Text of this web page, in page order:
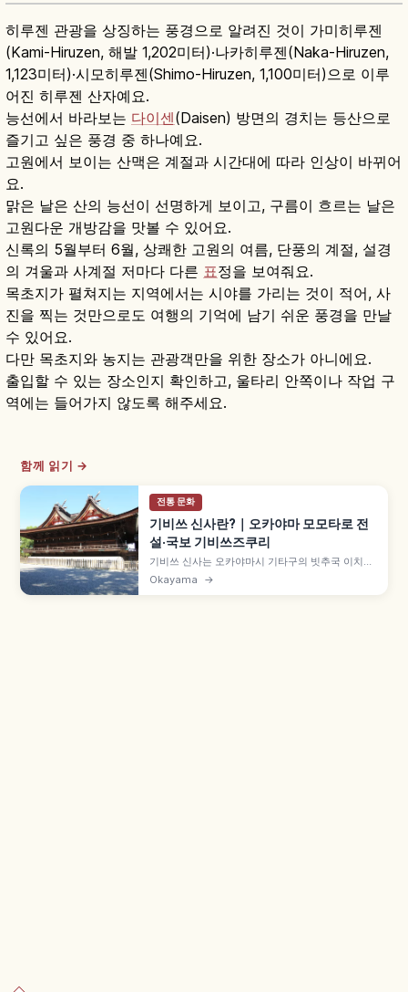
히루젠 관광을 상징하는 풍경으로 알려진 것이 가미히루젠
(Kami-Hiruzen, 해발 1,202미터)·나카히루젠(Naka-Hiruzen,
1,123미터)·시모히루젠(Shimo-Hiruzen, 1,100미터)으로 이루
어진 히루젠 산자예요.
능선에서 바라보는 다이센(Daisen) 방면의 경치는 등산으로
즐기고 싶은 풍경 중 하나예요.
고원에서 보이는 산맥은 계절과 시간대에 따라 인상이 바뀌어
요.
맑은 날은 산의 능선이 선명하게 보이고, 구름이 흐르는 날은
고원다운 개방감을 맛볼 수 있어요.
신록의 5월부터 6월, 상쾌한 고원의 여름, 단풍의 계절, 설경
의 겨울과 사계절 저마다 다른 표정을 보여줘요.
목초지가 펼쳐지는 지역에서는 시야를 가리는 것이 적어, 사
진을 찍는 것만으로도 여행의 기억에 남기 쉬운 풍경을 만날
수 있어요.
다만 목초지와 농지는 관광객만을 위한 장소가 아니에요.
출입할 수 있는 장소인지 확인하고, 울타리 안쪽이나 작업 구
역에는 들어가지 않도록 해주세요.
함께 읽기 →
전통 문화
기비쓰 신사란?｜오카야마 모모타로 전
설·국보 기비쓰즈쿠리
기비쓰 신사는 오카야마시 기타구의 빗추국 이치노
미야로, '모모타로 전설'의 모델 기비쓰히코노미코
토를 모십니다. 1425년 재건된 본전·배전은 독자적
Okayama →